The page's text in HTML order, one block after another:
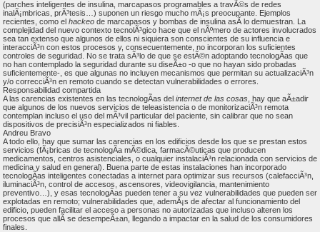
(parches inteligentes de insulina, marcapasos programables a travÃ©s de redes
inalÃ¡mbricas, prÃ³tesis…) suponen un riesgo mucho mÃ¡s preocupante. Ejemplos
recientes, como el hackeo de marcapasos y bombas de insulina asÃ­ lo demuestran. La
complejidad del nuevo contexto tecnolÃ³gico hace que el nÃºmero de actores involucrados
sea tan extenso que algunos de ellos ni siquiera son conscientes de su influencia e
interacciÃ³n con estos procesos y, consecuentemente, no incorporan los suficientes
controles de seguridad. No se trata sÃ³lo de que se estÃ©n adoptando tecnologÃ­as que
no han contemplado la seguridad durante su diseÃ±o -o que no hayan sido probadas
suficientemente-, es que algunas no incluyen mecanismos que permitan su actualizaciÃ³n
y/o correcciÃ³n en remoto cuando se detectan vulnerabilidades o errores.
Responsabilidad compartida
A las carencias existentes en las tecnologÃ­as del internet de las cosas , hay que aÃ±adir
que algunos de los nuevos servicios de teleasistencia o de monitorizaciÃ³n remota
contemplan incluso el uso del mÃ³vil particular del paciente, sin calibrar que no sean
dispositivos de precisiÃ³n especializados ni fiables.
Andreu Bravo
A todo ello, hay que sumar las carencias en los edificios desde los que se prestan estos
servicios (fÃ¡bricas de tecnologÃ­a mÃ©dica, farmacÃ©uticas que producen
medicamentos, centros asistenciales, o cualquier instalaciÃ³n relacionada con servicios de
medicina y salud en general). Buena parte de estas instalaciones han incorporado
tecnologÃ­as inteligentes conectadas a internet para optimizar sus recursos (calefacciÃ³n,
iluminaciÃ³n, control de accesos, ascensores, videovigilancia, mantenimiento
preventivo…), y esas tecnologÃ­as pueden tener a su vez vulnerabilidades que pueden ser
explotadas en remoto; vulnerabilidades que, ademÃ¡s de afectar al funcionamiento del
edificio, pueden facilitar el acceso a personas no autorizadas que incluso alteren los
procesos que allÃ­ se desempeÃ±an, llegando a impactar en la salud de los consumidores
finales.